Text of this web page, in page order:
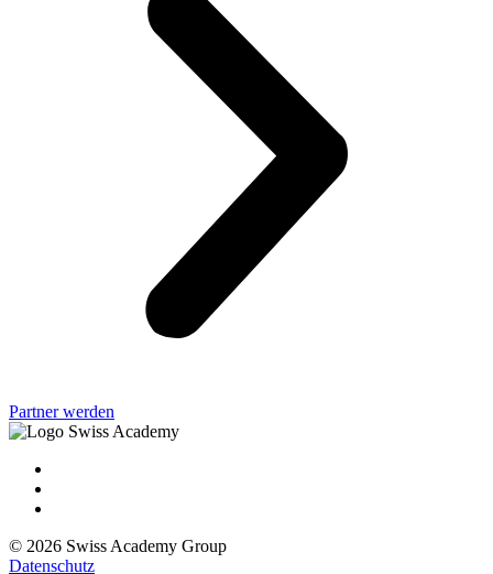
Partner werden
© 2026 Swiss Academy Group
Datenschutz